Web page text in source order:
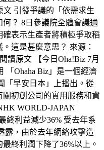
文 引發爭議的「依需求生
？ 8日參議院全體會議通
表示生產者將積極爭取稻
這是甚麼意思？ 來源：
讀原文 【今日Oha!Biz 7月
「Ohaha Biz」是一個經濟
「早安日本」上播出。從
初創公司的實用服務和資
WORLD-JAPAN |
終利益減少36% 受去年系
露，由於去年網絡攻擊造
終利潤下降了36%以上。